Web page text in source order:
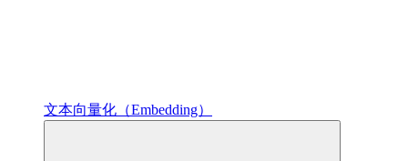
文本向量化（Embedding）